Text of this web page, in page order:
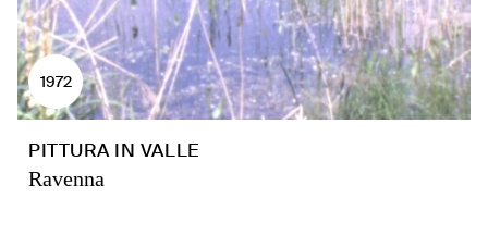
1972
PITTURA IN VALLE
Ravenna